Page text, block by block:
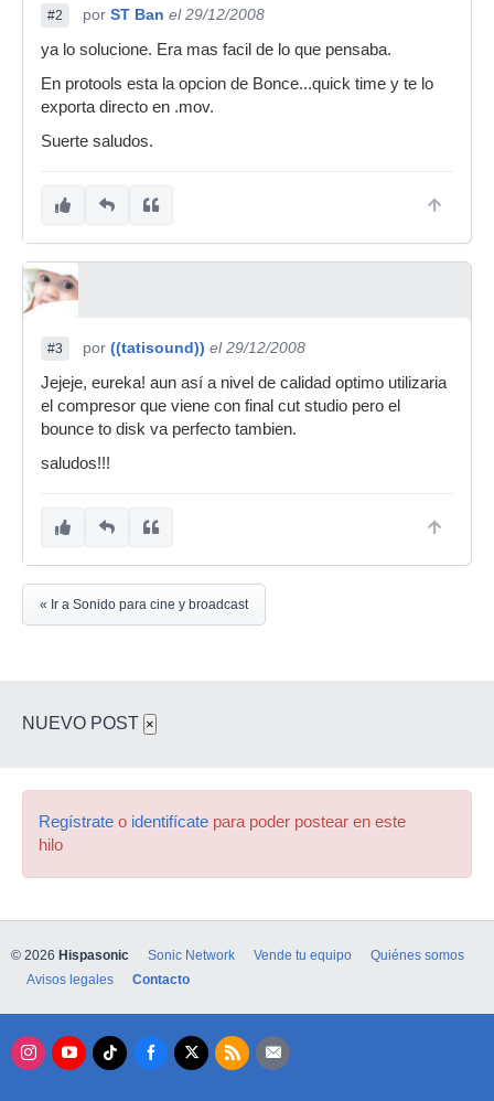
#2 por ST Ban el 29/12/2008
ya lo solucione. Era mas facil de lo que pensaba.
En protools esta la opcion de Bonce...quick time y te lo
exporta directo en .mov.
Suerte saludos.
#3 por ((tatisound)) el 29/12/2008
Jejeje, eureka! aun así a nivel de calidad optimo utilizaria
el compresor que viene con final cut studio pero el
bounce to disk va perfecto tambien.
saludos!!!
« Ir a Sonido para cine y broadcast
NUEVO POST ×
Regístrate o identifícate para poder postear en este
hilo
© 2026 Hispasonic Sonic Network Vende tu equipo
Quiénes somos
Avisos legales
Contacto